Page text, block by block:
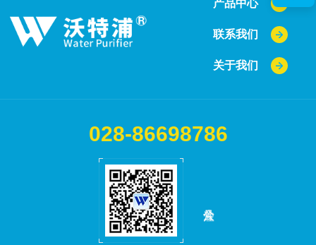
产品中心
联系我们
关于我们
028-86698786